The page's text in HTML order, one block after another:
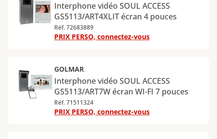
Interphone vidéo SOUL ACCESS
GS5113/ART4XLIT écran 4 pouces
Réf. 72683889
PRIX PERSO, connectez-vous
GOLMAR
Interphone vidéo SOUL ACCESS
GS5113/ART7W écran WI-FI 7 pouces
Réf. 71511324
PRIX PERSO, connectez-vous